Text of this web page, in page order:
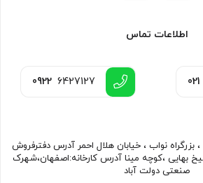
اطلاعات تماس
021
0922 6427127
بزرگراه نواب ، خیابان هلال احمر آدرس دفترفروش
بهایی ،کوچه مینا آدرس کارخانه:اصفهان،شهرک
صنعتی دولت آباد